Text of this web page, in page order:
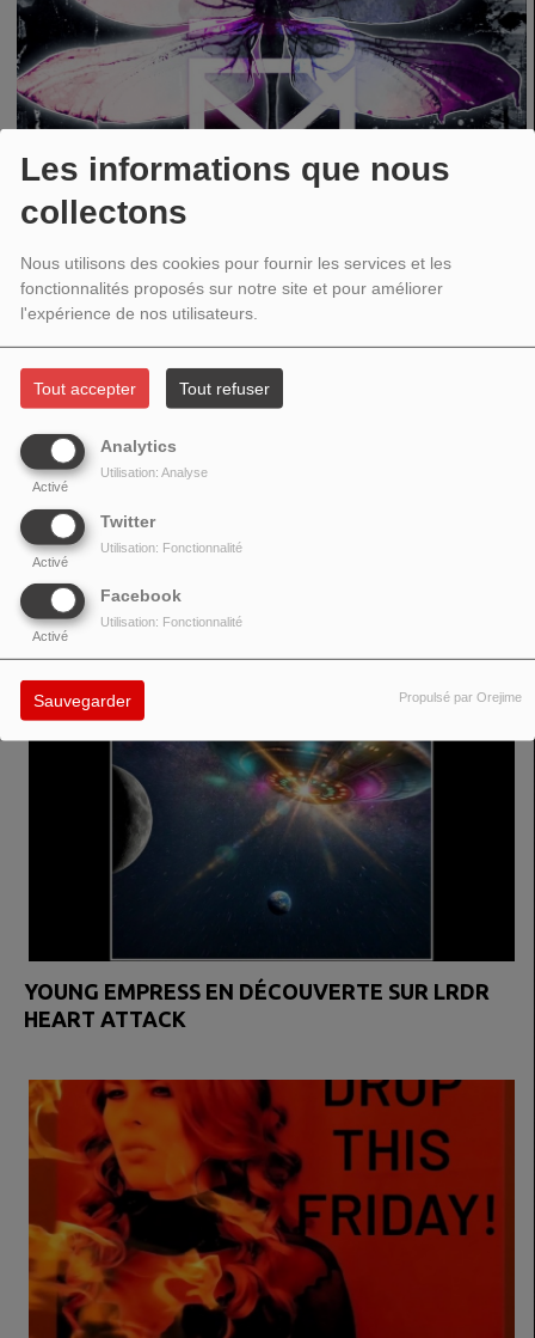
Les informations que nous
collectons
Nous utilisons des cookies pour fournir les services et les
fonctionnalités proposés sur notre site et pour améliorer
l'expérience de nos utilisateurs.
Tout accepter Tout refuser
Analytics
Activé
Utilisation: Analyse
Twitter
Activé
Utilisation: Fonctionnalité
Facebook
Activé
Utilisation: Fonctionnalité
Sauvegarder Propulsé par Orejime
New from Roberto Montoya, "Semaphore" is haunting and melodic
synthesizers contrasted by melancholy piano and gritty cello are
underscored with a lo-fi trip-hop beat to send a widescreen indie rock
VOIR AUSSI
YOUNG EMPRESS EN DÉCOUVERTE SUR LRDR
HEART ATTACK